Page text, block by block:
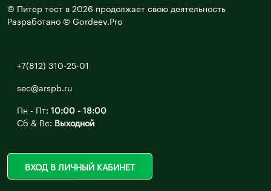
© Питер тест в 2026 продолжает свою деятельность
Разработано © Gordeev.Pro
+7(812) 310-25-01
sec@arspb.ru
Пн - Пт: 10:00 - 18:00
Сб & Вс: Выходной
ВХОД В ЛИЧНЫЙ КАБИНЕТ